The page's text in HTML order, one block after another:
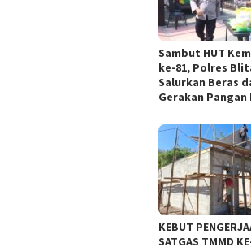
Sambut HUT
ke-81, Polres
Salurkan Beras
Gerakan Pangan
KEBUT
SATGAS TMMD